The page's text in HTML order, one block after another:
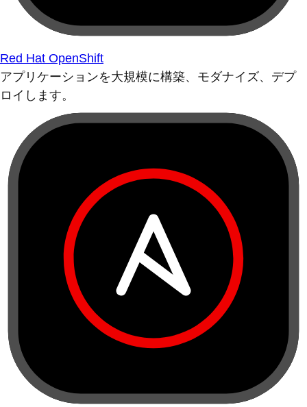
Red Hat OpenShift
アプリケーションを大規模に構築、モダナイズ、デプ
ロイします。